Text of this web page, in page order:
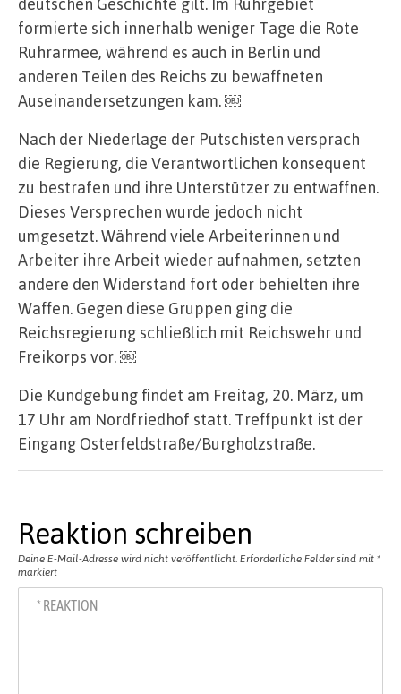
formierte sich innerhalb weniger Tage die Rote
Ruhrarmee, während es auch in Berlin und
anderen Teilen des Reichs zu bewaffneten
Auseinandersetzungen kam. ￼
Nach der Niederlage der Putschisten versprach
die Regierung, die Verantwortlichen konsequent
zu bestrafen und ihre Unterstützer zu entwaffnen.
Dieses Versprechen wurde jedoch nicht
umgesetzt. Während viele Arbeiterinnen und
Arbeiter ihre Arbeit wieder aufnahmen, setzten
andere den Widerstand fort oder behielten ihre
Waffen. Gegen diese Gruppen ging die
Reichsregierung schließlich mit Reichswehr und
Freikorps vor. ￼
Die Kundgebung findet am Freitag, 20. März, um
17 Uhr am Nordfriedhof statt. Treffpunkt ist der
Eingang Osterfeldstraße/Burgholzstraße.
Reaktion schreiben
Deine E-Mail-Adresse wird nicht veröffentlicht. Erforderliche Felder sind mit *
markiert